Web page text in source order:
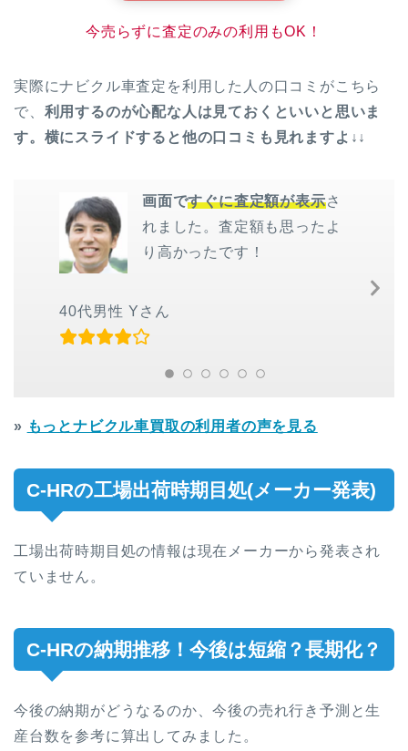
今売らずに査定のみの利用もOK！
実際にナビクル車査定を利用した人の口コミがこちら
で、 利用するのが心配な人は見ておくといいと思いま
す。横にスライドすると他の口コミも見れますよ↓↓
画面ですぐに査定額が表示さ
れました。査定額も思ったよ
り高かったです！
40代男性 Yさん
» もっとナビクル車買取の利用者の声を見る
C-HRの工場出荷時期目処(メーカー発表)
工場出荷時期目処の情報は現在メーカーから発表され
ていません。
C-HRの納期推移！今後は短縮？長期化？
今後の納期がどうなるのか、今後の売れ行き予測と生
産台数を参考に算出してみました。